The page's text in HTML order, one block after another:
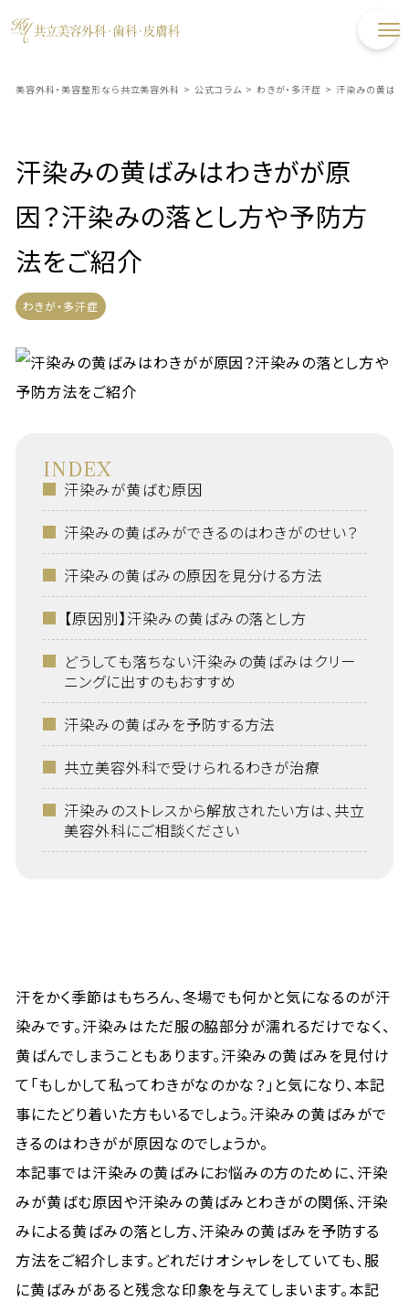
美容外科・美容整形なら共立美容外科 > 公式コラム > わきが・多汗症 > 汗染みの黄ばみ
汗染みの黄ばみはわきがが原
因？汗染みの落とし方や予防方
法をご紹介
わきが・多汗症
INDEX
汗染みが黄ばむ原因
汗染みの黄ばみができるのはわきがのせい？
汗染みの黄ばみの原因を見分ける方法
【原因別】汗染みの黄ばみの落とし方
どうしても落ちない汗染みの黄ばみはクリー
ニングに出すのもおすすめ
汗染みの黄ばみを予防する方法
共立美容外科で受けられるわきが治療
汗染みのストレスから解放されたい方は、共立
美容外科にご相談ください
汗をかく季節はもちろん、冬場でも何かと気になるのが汗
染みです。汗染みはただ服の脇部分が濡れるだけでなく、
黄ばんでしまうこともあります。汗染みの黄ばみを見付け
て「もしかして私ってわきがなのかな？」と気になり、本記
事にたどり着いた方もいるでしょう。汗染みの黄ばみがで
きるのはわきがが原因なのでしょうか。
本記事では汗染みの黄ばみにお悩みの方のために、汗染
みが黄ばむ原因や汗染みの黄ばみとわきがの関係、汗染
みによる黄ばみの落とし方、汗染みの黄ばみを予防する
方法をご紹介します。どれだけオシャレをしていても、服
に黄ばみがあると残念な印象を与えてしまいます。本記